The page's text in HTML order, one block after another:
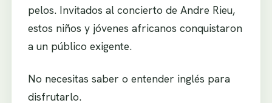
pelos. Invitados al concierto de Andre Rieu,
estos niños y jóvenes africanos conquistaron
a un público exigente.
No necesitas saber o entender inglés para
disfrutarlo.